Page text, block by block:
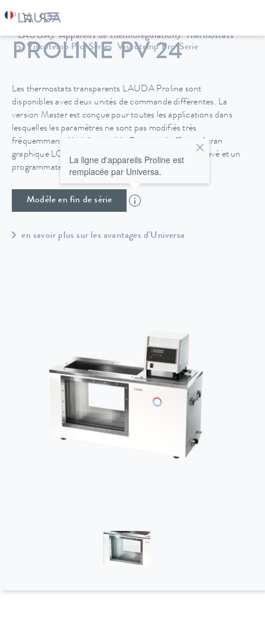
LAUDA Appareils de thermorégulation
Thermostats
Viscotemp Pro-Serie
Viscotemp Pro-Serie
PROLINE PV 24
Les thermostats transparents LAUDA Proline sont
disponibles avec deux unités de commande différentes. La
version Master est conçue pour toutes les applications dans
lesquelles les paramètres ne sont pas modifiés très
fréquemment. L'unité amovible Command offre un écran
graphique LCD qui garantit un confort d'utilisation élevé et un
programmateur supplémentaire.
Modèle en fin de série
La ligne d'appareils Proline est
remplacée par Universa.
en savoir plus sur les avantages d'Universa